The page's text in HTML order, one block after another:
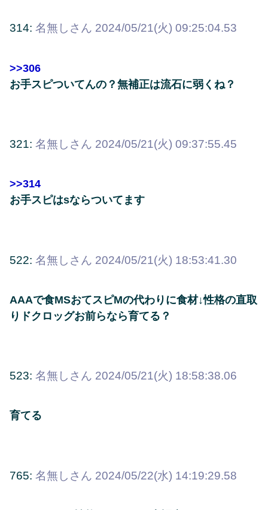
314: 名無しさん 2024/05/21(火) 09:25:04.53
>>306
お手スピついてんの？無補正は流石に弱くね？
321: 名無しさん 2024/05/21(火) 09:37:55.45
>>314
お手スピはsならついてます
522: 名無しさん 2024/05/21(火) 18:53:41.30
AAAで食MSおてスピMの代わりに食材↓性格の直取
りドクロッグお前らなら育てる？
523: 名無しさん 2024/05/21(火) 18:58:38.06
育てる
765: 名無しさん 2024/05/22(水) 14:19:29.58